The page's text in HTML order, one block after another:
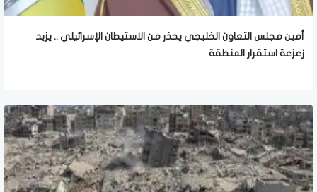
أمين مجلس التعاون الخليجي يحذر من الاستيطان الإسرائيلي .. يزيد
زعزعة استقرار المنطقة